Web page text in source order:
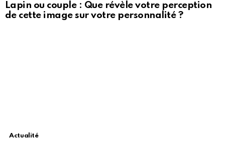
Lapin ou couple : Que révèle votre perception
de cette image sur votre personnalité ?
Actualité